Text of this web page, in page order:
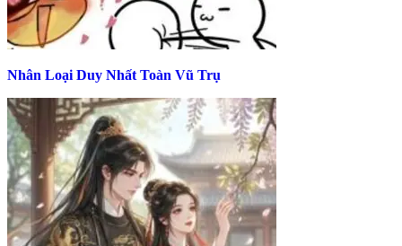
Nhân Loại Duy Nhất Toàn Vũ Trụ